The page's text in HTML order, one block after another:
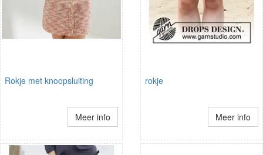
Rokje met knoopsluiting
Meer info
rokje
Meer info